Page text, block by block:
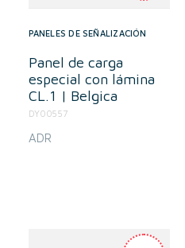
PANELES DE SEÑALIZACIÓN
Panel de carga
especial con lámina
CL.1 | Belgica
DY00557
ADR